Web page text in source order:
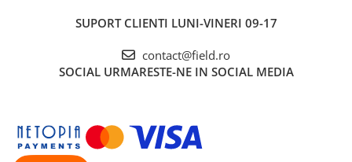
SUPORT CLIENTI LUNI-VINERI 09-17
contact@field.ro
SOCIAL URMARESTE-NE IN SOCIAL MEDIA